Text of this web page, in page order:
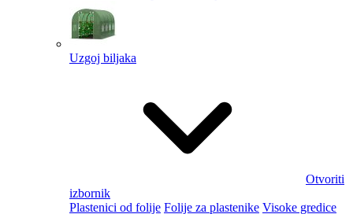
Uzgoj biljaka
Otvoriti
izbornik
Plastenici od folije Folije za plastenike Visoke gredice